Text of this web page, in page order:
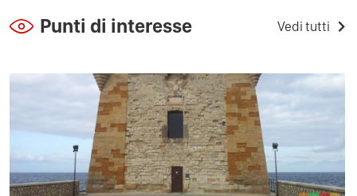
Punti di interesse Vedi tutti